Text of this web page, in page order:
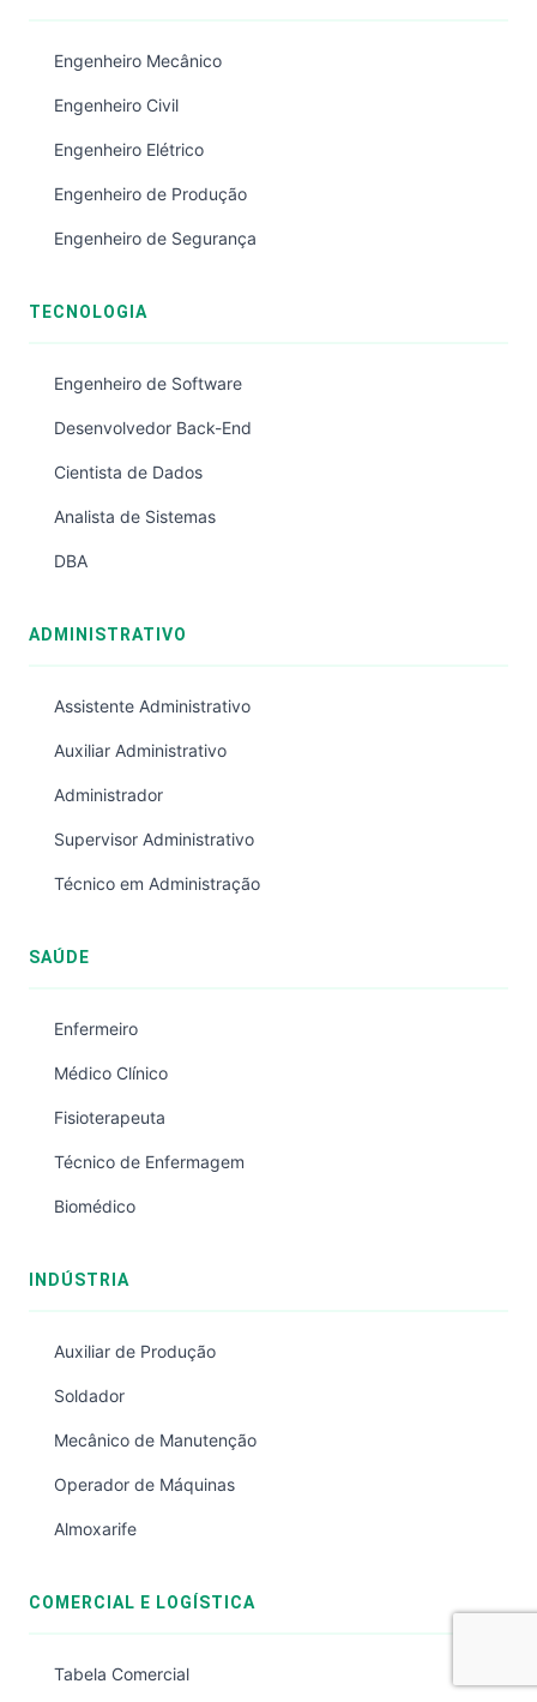
Engenheiro Mecânico
Engenheiro Civil
Engenheiro Elétrico
Engenheiro de Produção
Engenheiro de Segurança
TECNOLOGIA
Engenheiro de Software
Desenvolvedor Back-End
Cientista de Dados
Analista de Sistemas
DBA
ADMINISTRATIVO
Assistente Administrativo
Auxiliar Administrativo
Administrador
Supervisor Administrativo
Técnico em Administração
SAÚDE
Enfermeiro
Médico Clínico
Fisioterapeuta
Técnico de Enfermagem
Biomédico
INDÚSTRIA
Auxiliar de Produção
Soldador
Mecânico de Manutenção
Operador de Máquinas
Almoxarife
COMERCIAL E LOGÍSTICA
Tabela Comercial